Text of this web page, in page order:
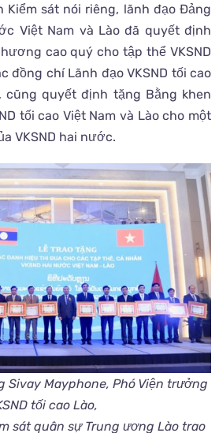
Kiểm sát nói riêng, lãnh đạo Đảng
Việt Nam và Lào đã quyết định
cao quý cho tập thể VKSND
đồng chí Lãnh đạo VKSND tối cao
quyết định tặng Bằng khen
tối cao Việt Nam và Lào cho một
VKSND hai nước.
Sivay Mayphone, Phó Viện trưởng
tối cao Lào,
sát quân sự Trung ương Lào trao